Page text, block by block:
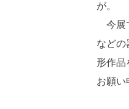
が。
今展
などの
形作品
お願い